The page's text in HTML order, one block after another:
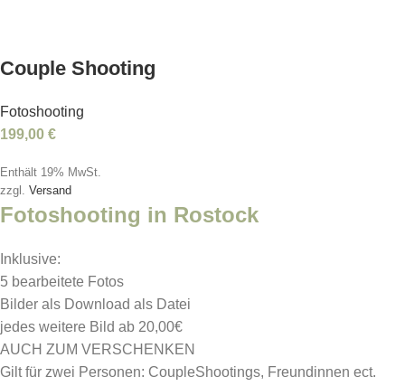
Couple Shooting
Fotoshooting
199,00 €
Enthält 19% MwSt.
zzgl. Versand
Fotoshooting in Rostock
Inklusive:
5 bearbeitete Fotos
Bilder als Download als Datei
jedes weitere Bild ab 20,00€
AUCH ZUM VERSCHENKEN
Gilt für zwei Personen: CoupleShootings, Freundinnen ect.